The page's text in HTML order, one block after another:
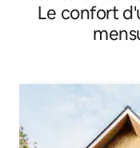
Le confort